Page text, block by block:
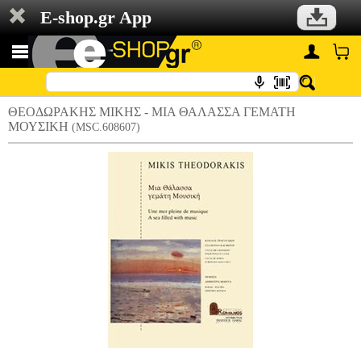
E-shop.gr App
ΘΕΟΔΩΡΑΚΗΣ ΜΙΚΗΣ - ΜΙΑ ΘΑΛΑΣΣΑ ΓΕΜΑΤΗ
ΜΟΥΣΙΚΗ (MSC.608607)